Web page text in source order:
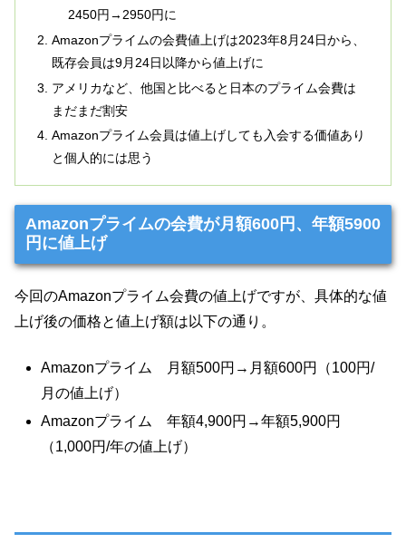
2450円→2950円に
Amazonプライムの会費値上げは2023年8月24日から、
既存会員は9月24日以降から値上げに
アメリカなど、他国と比べると日本のプライム会費は
まだまだ割安
Amazonプライム会員は値上げしても入会する価値あり
と個人的には思う
Amazonプライムの会費が月額600円、年額5900
円に値上げ
今回のAmazonプライム会費の値上げですが、具体的な値
上げ後の価格と値上げ額は以下の通り。
Amazonプライム 月額500円→月額600円（100円/
月の値上げ）
Amazonプライム 年額4,900円→年額5,900円
（1,000円/年の値上げ）